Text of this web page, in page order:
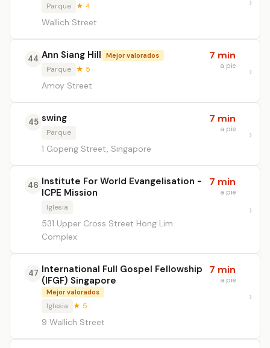
Parque ★ 4
Wallich Street
44 Ann Siang Hill Mejor valorados
Parque ★ 5
Amoy Street
7 min
a pie
45 swing
Parque
1 Gopeng Street, Singapore
7 min
a pie
46 Institute For World Evangelisation -
ICPE Mission
Iglesia
531 Upper Cross Street Hong Lim
Complex
7 min
a pie
47 International Full Gospel Fellowship
(IFGF) Singapore
Mejor valorados
Iglesia ★ 5
9 Wallich Street
7 min
a pie